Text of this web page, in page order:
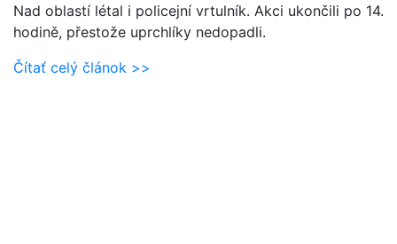
Nad oblastí létal i policejní vrtulník. Akci ukončili po 14.
hodině, přestože uprchlíky nedopadli.
Čítať celý článok >>